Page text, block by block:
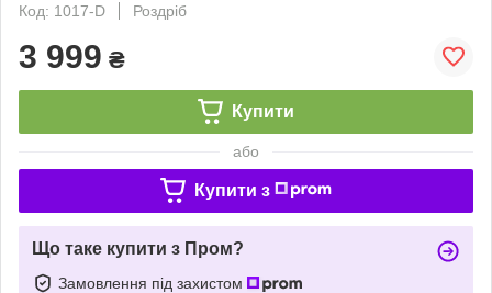
Код: 1017-D
Роздріб
3 999 ₴
Купити
або
Купити з
Що таке купити з Пром?
Замовлення під захистом